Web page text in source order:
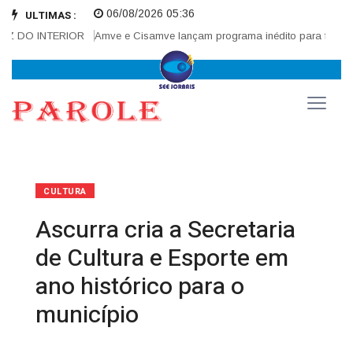
ULTIMAS :
INTERIOR Amve e Cisamve lançam programa inédito para
06/08/2026 05:36
CULTURA
Ascurra cria a Secretaria
de Cultura e Esporte em
ano histórico para o
município